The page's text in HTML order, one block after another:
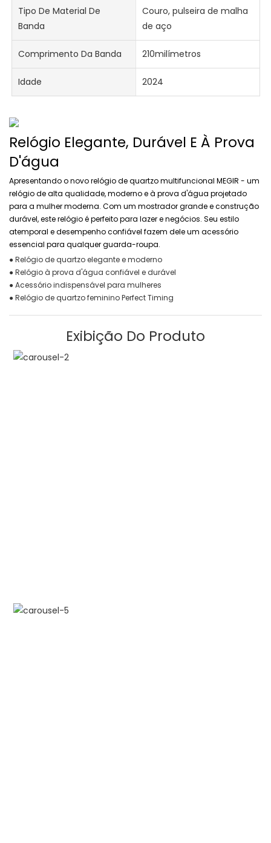
Tipo De Material De
Banda
Couro, pulseira de malha
de aço
Comprimento Da Banda 210milímetros
Idade 2024
Relógio Elegante, Durável E À Prova
D'água
Apresentando o novo relógio de quartzo multifuncional MEGIR - um
relógio de alta qualidade, moderno e à prova d'água projetado
para a mulher moderna. Com um mostrador grande e construção
durável, este relógio é perfeito para lazer e negócios. Seu estilo
atemporal e desempenho confiável fazem dele um acessório
essencial para qualquer guarda-roupa.
● Relógio de quartzo elegante e moderno
● Relógio à prova d'água confiável e durável
● Acessório indispensável para mulheres
● Relógio de quartzo feminino Perfect Timing
Exibição Do Produto